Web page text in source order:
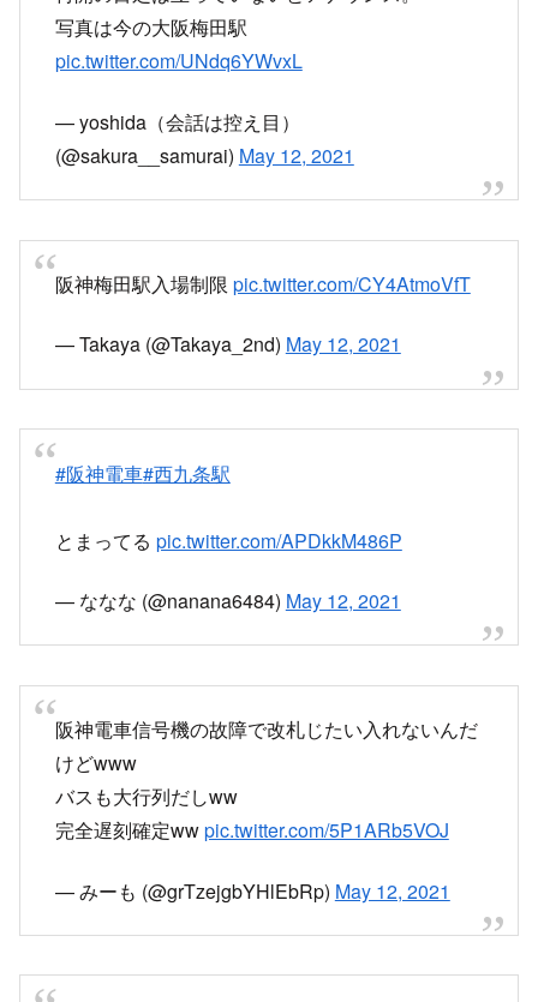
写真は今の大阪梅田駅
pic.twitter.com/UNdq6YWvxL
— yoshida（会話は控え目）
(@sakura__samurai) May 12, 2021
阪神梅田駅入場制限 pic.twitter.com/CY4AtmoVfT
— Takaya (@Takaya_2nd) May 12, 2021
#阪神電車#西九条駅
とまってる pic.twitter.com/APDkkM486P
— ななな (@nanana6484) May 12, 2021
阪神電車信号機の故障で改札じたい入れないんだ
けどwww
バスも大行列だしww
完全遅刻確定wwpic.twitter.com/5P1ARb5VOJ
— みーも (@grTzejgbYHlEbRp) May 12, 2021